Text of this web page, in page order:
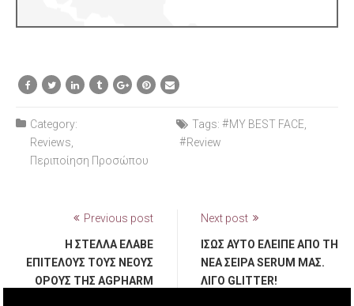
Category:
Reviews
Περιποίηση Προσώπου
Tags: MY BEST FACE
Review
Previous post
Η ΣΤΈΛΛΑ ΈΛΑΒΕ
ΕΠΙΤΈΛΟΥΣ ΤΟΥΣ ΝΈΟΥΣ
ΟΡΟΎΣ ΤΗΣ AGPHARM
Next post
ΊΣΩΣ ΑΥΤΌ ΈΛΕΙΠΕ ΑΠΌ ΤΗ
ΝΈΑ ΣΕΙΡΆ SERUM ΜΑΣ.
ΛΊΓΟ GLITTER!